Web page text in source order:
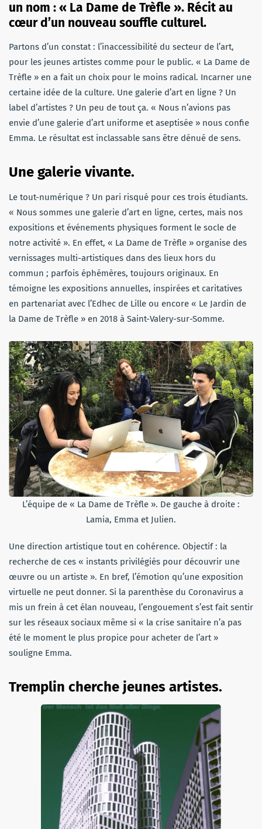
un nom : « La Dame de Trèfle ». Récit au
cœur d’un nouveau souffle culturel.
Partons d’un constat : l’inaccessibilité du secteur de l’art,
pour les jeunes artistes comme pour le public. « La Dame de
Trèfle » en a fait un choix pour le moins radical. Incarner une
certaine idée de la culture. Une galerie d’art en ligne ? Un
label d’artistes ? Un peu de tout ça. « Nous n’avions pas
envie d’une galerie d’art uniforme et aseptisée » nous confie
Emma. Le résultat est inclassable sans être dénué de sens.
Une galerie vivante.
Le tout-numérique ? Un pari risqué pour ces trois étudiants.
« Nous sommes une galerie d’art en ligne, certes, mais nos
expositions et événements physiques forment le socle de
notre activité ». En effet, « La Dame de Trèfle » organise des
vernissages multi-artistiques dans des lieux hors du
commun ; parfois éphémères, toujours originaux. En
témoigne les expositions annuelles, inspirées et caritatives
en partenariat avec l’Edhec de Lille ou encore « Le Jardin de
la Dame de Trèfle » en 2018 à Saint-Valery-sur-Somme.
L’équipe de « La Dame de Trèfle ». De gauche à droite :
Lamia, Emma et Julien.
Une direction artistique tout en cohérence. Objectif : la
recherche de ces « instants privilégiés pour découvrir une
œuvre ou un artiste ». En bref, l’émotion qu’une exposition
virtuelle ne peut donner. Si la parenthèse du Coronavirus a
mis un frein à cet élan nouveau, l’engouement s’est fait sentir
sur les réseaux sociaux même si « la crise sanitaire n’a pas
été le moment le plus propice pour acheter de l’art »
souligne Emma.
Tremplin cherche jeunes artistes.